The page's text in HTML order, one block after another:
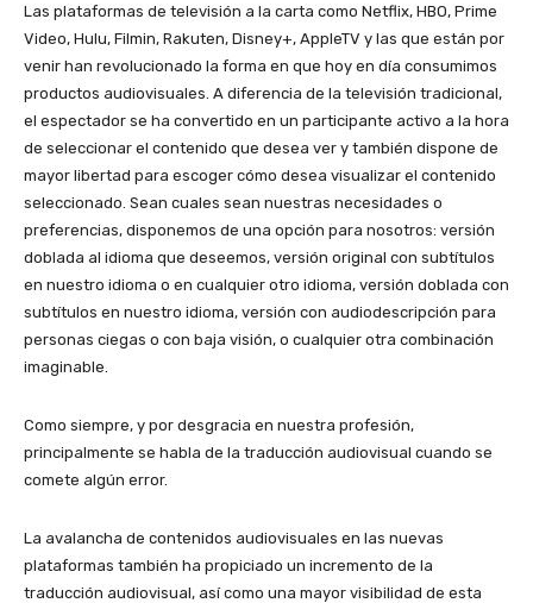
Las plataformas de televisión a la carta como Netflix, HBO, Prime
Video, Hulu, Filmin, Rakuten, Disney+, AppleTV y las que están por
venir han revolucionado la forma en que hoy en día consumimos
productos audiovisuales. A diferencia de la televisión tradicional,
el espectador se ha convertido en un participante activo a la hora
de seleccionar el contenido que desea ver y también dispone de
mayor libertad para escoger cómo desea visualizar el contenido
seleccionado. Sean cuales sean nuestras necesidades o
preferencias, disponemos de una opción para nosotros: versión
doblada al idioma que deseemos, versión original con subtítulos
en nuestro idioma o en cualquier otro idioma, versión doblada con
subtítulos en nuestro idioma, versión con audiodescripción para
personas ciegas o con baja visión, o cualquier otra combinación
imaginable.
Como siempre, y por desgracia en nuestra profesión,
principalmente se habla de la traducción audiovisual cuando se
comete algún error.
La avalancha de contenidos audiovisuales en las nuevas
plataformas también ha propiciado un incremento de la
traducción audiovisual, así como una mayor visibilidad de esta